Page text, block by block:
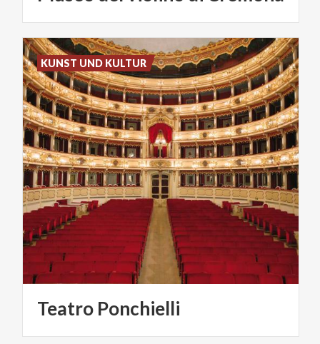
Teatro Ponchielli
KUNST UND KULTUR